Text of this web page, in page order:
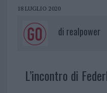
18 LUGLIO 2020
di realpower
L’incontro di